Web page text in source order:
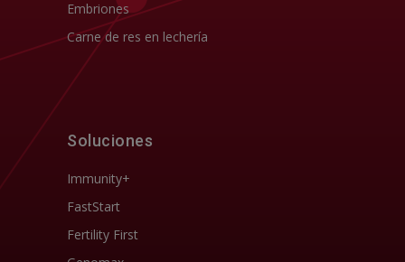
Embriones
Carne de res en lechería
Soluciones
Immunity+
FastStart
Fertility First